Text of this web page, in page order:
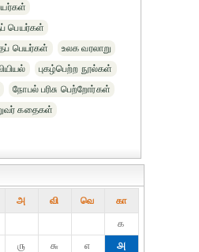
பெயர்கள்
பெயர்கள்
உலக வரலாறு
புகழ்பெற்ற நூல்கள்
நோபல் பரிசு‎ பெற்றோர்‎கள்
கதைகள்
அ வி வெ கா
௧
௫ ௬ ௭
௮